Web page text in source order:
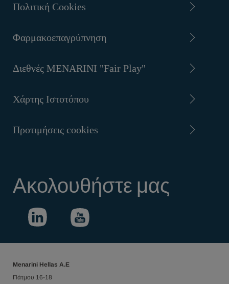
Πολιτική Cookies
Φαρμακοεπαγρύπνηση
Διεθνές MENARINI "Fair Play"
Χάρτης Ιστοτόπου
Προτιμήσεις cookies
Ακολουθήστε μας
Menarini Hellas Α.Ε
Πάτμου 16-18